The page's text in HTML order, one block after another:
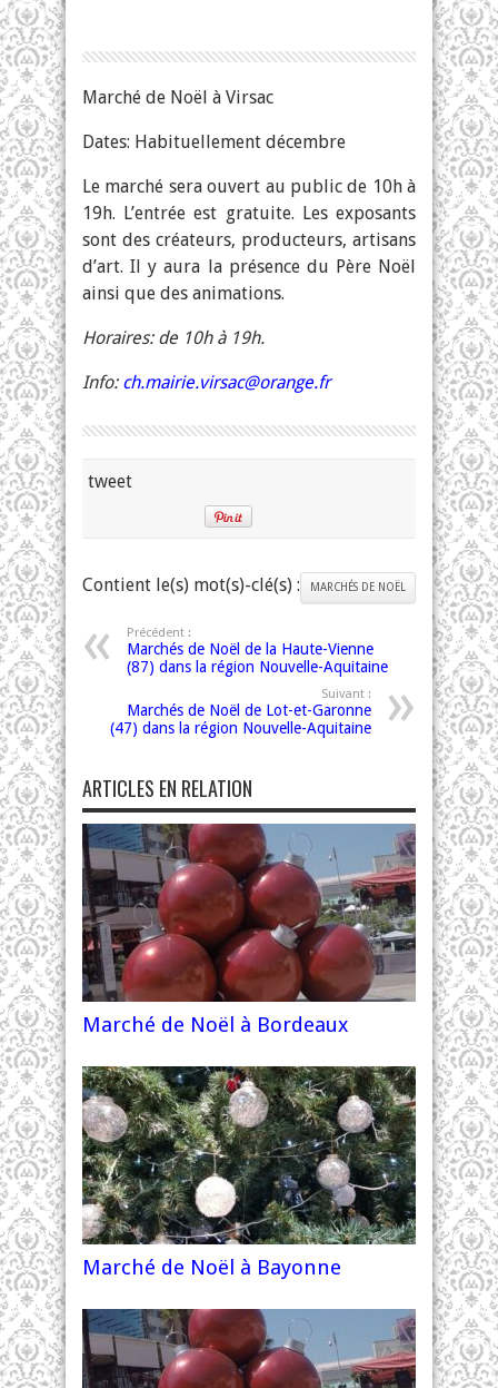
Marché de Noël à Virsac
Dates: Habituellement décembre
Le marché sera ouvert au public de 10h à
19h. L’entrée est gratuite. Les exposants
sont des créateurs, producteurs, artisans
d’art. Il y aura la présence du Père Noël
ainsi que des animations.
Horaires: de 10h à 19h.
Info: ch.mairie.virsac@orange.fr
tweet
Contient le(s) mot(s)-clé(s) : MARCHÉS DE NOËL
Précédent :
Marchés de Noël de la Haute-Vienne
(87) dans la région Nouvelle-Aquitaine
Suivant :
Marchés de Noël de Lot-et-Garonne
(47) dans la région Nouvelle-Aquitaine
ARTICLES EN RELATION
Marché de Noël à Bordeaux
Marché de Noël à Bayonne